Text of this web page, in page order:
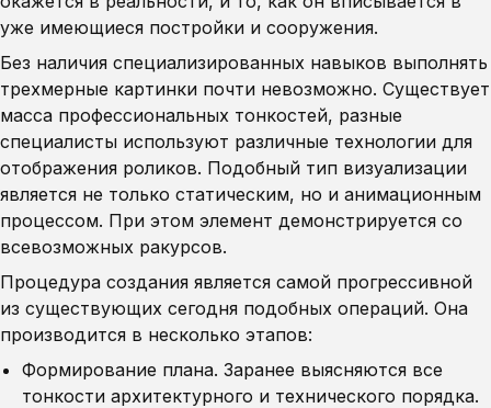
уже имеющиеся постройки и сооружения.
Без наличия специализированных навыков выполнять
трехмерные картинки почти невозможно. Существует
масса профессиональных тонкостей, разные
специалисты используют различные технологии для
отображения роликов. Подобный тип визуализации
является не только статическим, но и анимационным
процессом. При этом элемент демонстрируется со
всевозможных ракурсов.
Процедура создания является самой прогрессивной
из существующих сегодня подобных операций. Она
производится в несколько этапов:
Формирование плана. Заранее выясняются все
тонкости архитектурного и технического порядка.